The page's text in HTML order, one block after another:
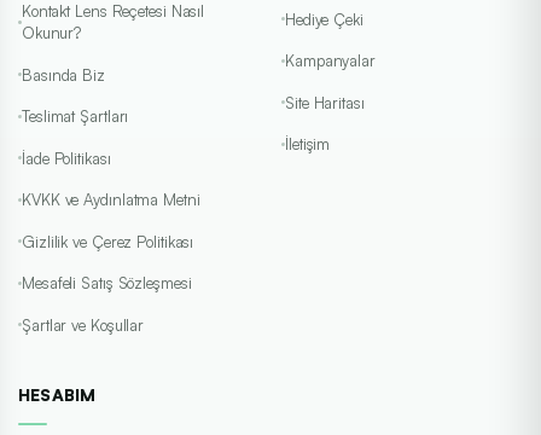
Kontakt Lens Reçetesi Nasıl
Okunur?
Basında Biz
Teslimat Şartları
İade Politikası
KVKK ve Aydınlatma Metni
Gizlilik ve Çerez Politikası
Mesafeli Satış Sözleşmesi
Şartlar ve Koşullar
Hediye Çeki
Kampanyalar
Site Haritası
İletişim
HESABIM